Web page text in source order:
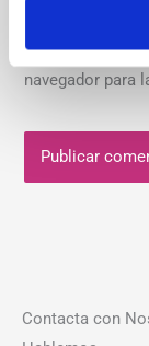
Guarda mi
navegador para
Contacta con